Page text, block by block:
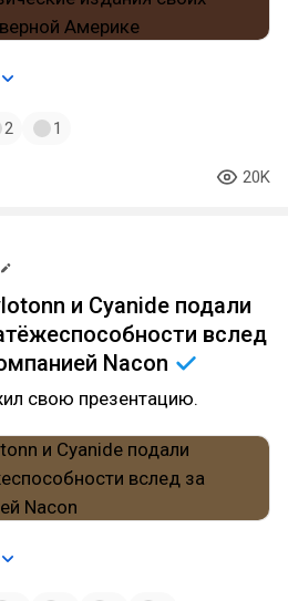
2 1
20K
и Cyanide подали
вслед
Nacon
свою презентацию.